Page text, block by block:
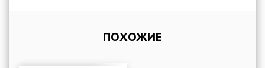
ПОХОЖИЕ